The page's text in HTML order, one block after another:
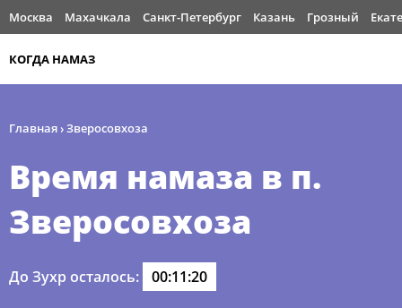
Москва Махачкала Санкт-Петербург Казань Грозный
КОГДА НАМАЗ
Главная›Зверосовхоза
Время намаза в п.
Зверосовхоза
До Зухр осталось: 00:11:20